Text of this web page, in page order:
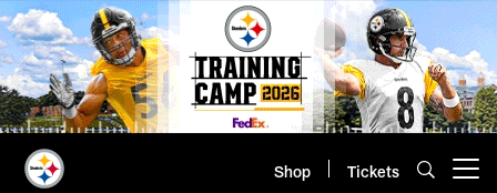
Skip
to
main
content
Shop Tickets